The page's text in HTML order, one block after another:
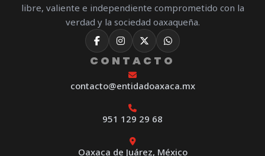
libre, valiente e independiente comprometido con la
verdad y la sociedad oaxaqueña.
CONTACTO
contacto@entidadoaxaca.mx
951 129 29 68
Oaxaca de Juárez, México